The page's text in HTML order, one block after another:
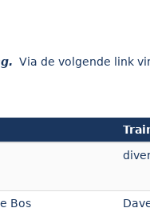
. Via de volgende link
Bos